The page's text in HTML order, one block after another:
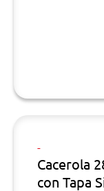
-
Cacerola
con Tapa